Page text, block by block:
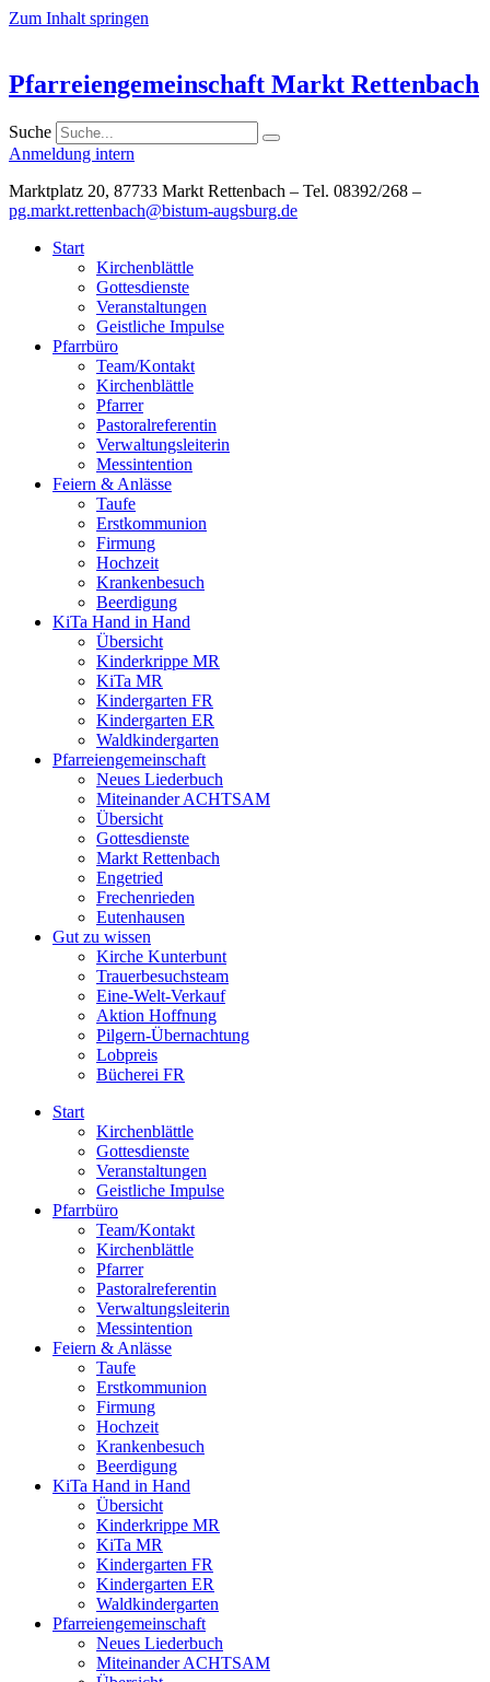
Zum Inhalt springen
Pfarreiengemeinschaft Markt Rettenbach
Suche
Anmeldung intern
Marktplatz 20, 87733 Markt Rettenbach – Tel. 08392/268 –
pg.markt.rettenbach@bistum-augsburg.de
Start
Kirchenblättle
Gottesdienste
Veranstaltungen
Geistliche Impulse
Pfarrbüro
Team/Kontakt
Kirchenblättle
Pfarrer
Pastoralreferentin
Verwaltungsleiterin
Messintention
Feiern & Anlässe
Taufe
Erstkommunion
Firmung
Hochzeit
Krankenbesuch
Beerdigung
KiTa Hand in Hand
Übersicht
Kinderkrippe MR
KiTa MR
Kindergarten FR
Kindergarten ER
Waldkindergarten
Pfarreiengemeinschaft
Neues Liederbuch
Miteinander ACHTSAM
Übersicht
Gottesdienste
Markt Rettenbach
Engetried
Frechenrieden
Eutenhausen
Gut zu wissen
Kirche Kunterbunt
Trauerbesuchsteam
Eine-Welt-Verkauf
Aktion Hoffnung
Pilgern-Übernachtung
Lobpreis
Bücherei FR
Start
Kirchenblättle
Gottesdienste
Veranstaltungen
Geistliche Impulse
Pfarrbüro
Team/Kontakt
Kirchenblättle
Pfarrer
Pastoralreferentin
Verwaltungsleiterin
Messintention
Feiern & Anlässe
Taufe
Erstkommunion
Firmung
Hochzeit
Krankenbesuch
Beerdigung
KiTa Hand in Hand
Übersicht
Kinderkrippe MR
KiTa MR
Kindergarten FR
Kindergarten ER
Waldkindergarten
Pfarreiengemeinschaft
Neues Liederbuch
Miteinander ACHTSAM